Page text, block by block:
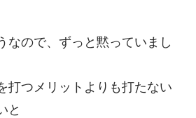
なので、ずっと黙っていまし
打つメリットよりも打たない
と